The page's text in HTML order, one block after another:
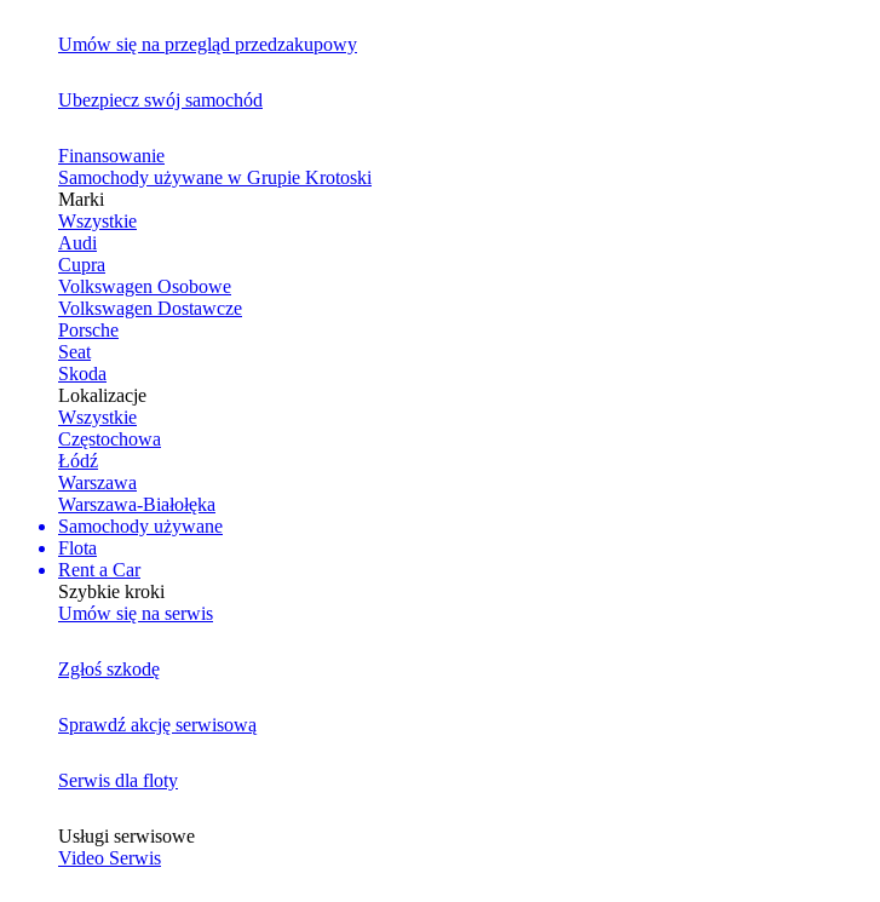
Umów się na przegląd przedzakupowy
Ubezpiecz swój samochód
Finansowanie
Samochody używane w Grupie Krotoski
Marki
Wszystkie
Audi
Cupra
Volkswagen Osobowe
Volkswagen Dostawcze
Porsche
Seat
Skoda
Lokalizacje
Wszystkie
Częstochowa
Łódź
Warszawa
Warszawa-Białołęka
Samochody używane
Flota
Rent a Car
Szybkie kroki
Umów się na serwis
Zgłoś szkodę
Sprawdź akcję serwisową
Serwis dla floty
Usługi serwisowe
Video Serwis